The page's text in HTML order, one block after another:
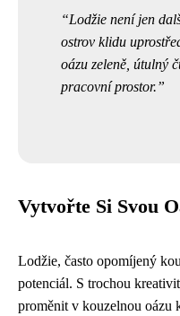
Lodžie není jen
ostrov klidu
oázu zeleně, útulný
pracovní prostor.
Vytvořte Si Svou
Lodžie, často opomíjený
potenciál. S trochou
proměnit v kouzelnou oázu